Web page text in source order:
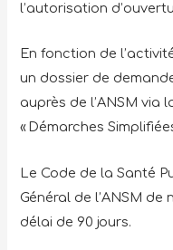
l’autorisation
En fonction de
un dossier de
auprès de l’ANSM via
« Démarches
Le Code de la Santé
Général de l’ANSM
délai de 90 jours.